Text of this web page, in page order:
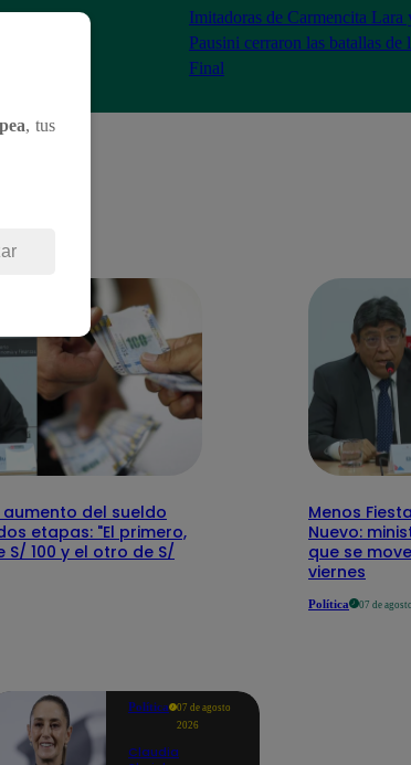
Imitadoras de Carmencita Lara
Pausini cerraron las batallas de
Final
aumento del sueldo
etapas: "El primero,
S/ 100 y el otro de S/
Menos
Nuevo:
que se
viernes
Política 07 de
Política
07 de agosto
2026
Claudia
, tus